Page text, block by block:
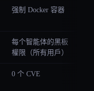
强制 Docker 容器
每个智能体的黑板
權限（所有用戶）
0 个 CVE